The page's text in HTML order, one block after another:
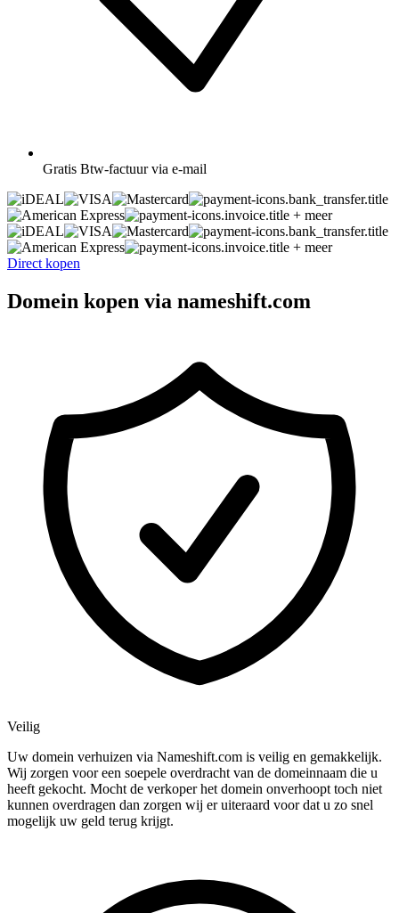
Gratis Btw-factuur via e-mail
+ meer
+ meer
Direct kopen
Domein kopen via nameshift.com
Veilig
Uw domein verhuizen via Nameshift.com is veilig en gemakkelijk.
Wij zorgen voor een soepele overdracht van de domeinnaam die u
heeft gekocht. Mocht de verkoper het domein onverhoopt toch niet
kunnen overdragen dan zorgen wij er uiteraard voor dat u zo snel
mogelijk uw geld terug krijgt.